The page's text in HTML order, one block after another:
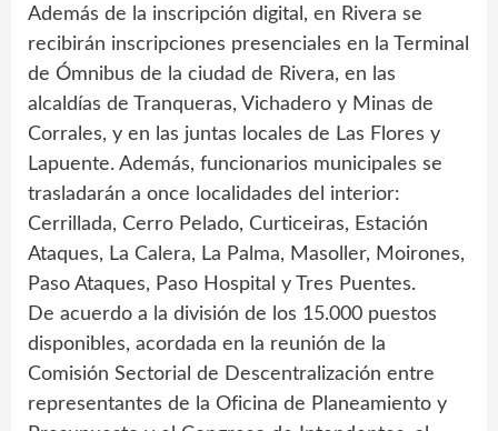
Además de la inscripción digital, en Rivera se
recibirán inscripciones presenciales en la Terminal
de Ómnibus de la ciudad de Rivera, en las
alcaldías de Tranqueras, Vichadero y Minas de
Corrales, y en las juntas locales de Las Flores y
Lapuente. Además, funcionarios municipales se
trasladarán a once localidades del interior:
Cerrillada, Cerro Pelado, Curticeiras, Estación
Ataques, La Calera, La Palma, Masoller, Moirones,
Paso Ataques, Paso Hospital y Tres Puentes.
De acuerdo a la división de los 15.000 puestos
disponibles, acordada en la reunión de la
Comisión Sectorial de Descentralización entre
representantes de la Oficina de Planeamiento y